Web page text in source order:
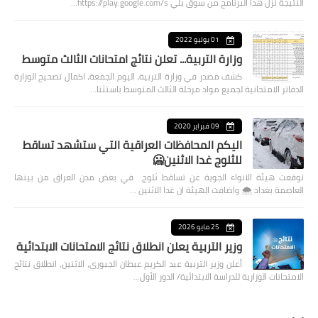
01 يوليو 2022
وزارة التربية... تعلن نتائج امتحانات الثالث متوسط
كشف مصدر في وزارة التربية، اليوم الجمعة، اكمال تصحيح الوزارة
الدفاتر الامتحانية لجميع مواد مرحلة الثالث المتوسط باستثنا…
09 فبراير 2020
اليكم المحافظات العراقية التي ستشهد تساقط
للثلوج غدا الاثنين🥶
توقعت هيئة الانواء الجوية عن تساقط ثلوج في بعض مدن العراق من بينها
العاصمة بغداد ⁦🌨️⁩ واضافت الهيئة ان غدا الاثنين …
25 مايو 2026
وزير التربية يعلن انطلاق نتائج الامتحانات الابتدائية
أعلن وزير التربية عبد الكريم عبطان الجبوري، الاثنين، انطلاق نتائج
الامتحانات الوزارية للدراسة الابتدائية/ الدور الأول…